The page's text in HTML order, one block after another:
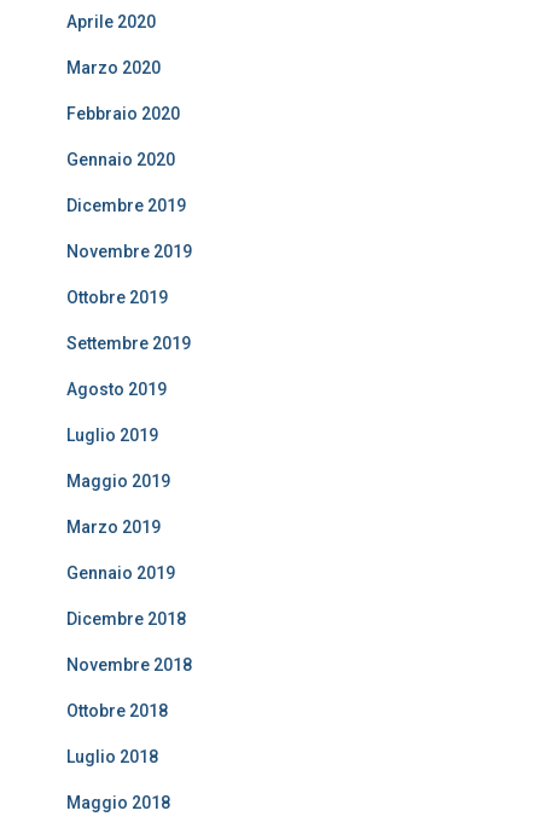
Aprile 2020
Marzo 2020
Febbraio 2020
Gennaio 2020
Dicembre 2019
Novembre 2019
Ottobre 2019
Settembre 2019
Agosto 2019
Luglio 2019
Maggio 2019
Marzo 2019
Gennaio 2019
Dicembre 2018
Novembre 2018
Ottobre 2018
Luglio 2018
Maggio 2018